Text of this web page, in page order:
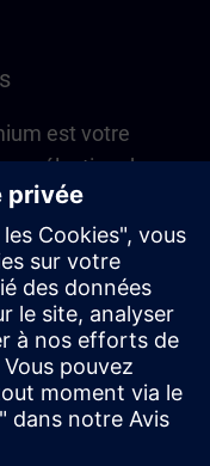
est votre
sélection de
SITRAIN
access